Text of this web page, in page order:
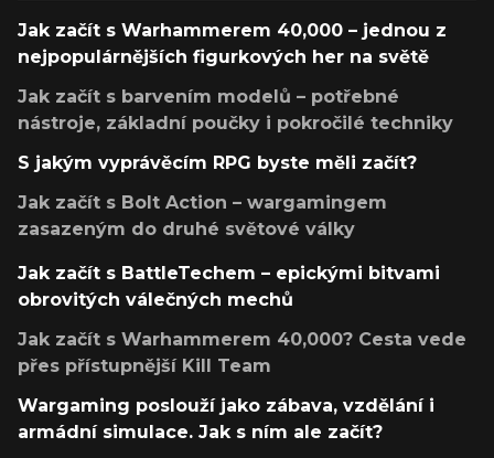
Jak začít s Warhammerem 40,000 – jednou z
nejpopulárnějších figurkových her na světě
Jak začít s barvením modelů – potřebné
nástroje, základní poučky i pokročilé techniky
S jakým vyprávěcím RPG byste měli začít?
Jak začít s Bolt Action – wargamingem
zasazeným do druhé světové války
Jak začít s BattleTechem – epickými bitvami
obrovitých válečných mechů
Jak začít s Warhammerem 40,000? Cesta vede
přes přístupnější Kill Team
Wargaming poslouží jako zábava, vzdělání i
armádní simulace. Jak s ním ale začít?